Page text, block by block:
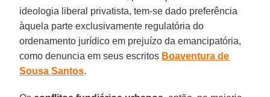
ideologia liberal privatista, tem-se dado preferência
àquela parte exclusivamente regulatória do
ordenamento jurídico em prejuízo da emancipatória,
como denuncia em seus escritos Boaventura de
Sousa Santos.